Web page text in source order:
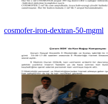
cosmofer-iron-dextran-50-mgml